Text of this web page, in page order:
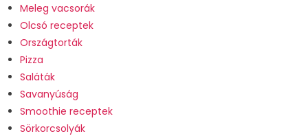
Meleg vacsorák
Olcsó receptek
Országtorták
Pizza
Saláták
Savanyúság
Smoothie receptek
Sörkorcsolyák